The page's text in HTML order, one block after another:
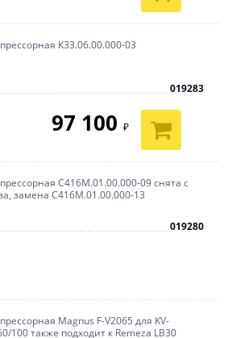
К33.06.00.000-03
019283
97 100 ₽
С416М.01.00.000-09 снята с
замена С416М.01.00.000-13
019280
Magnus F-V2065 для KV-
100 также подходит к Remeza LB30